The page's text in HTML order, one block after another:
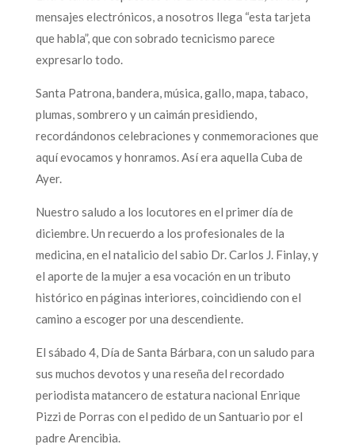
mensajes electrónicos, a nosotros llega “esta tarjeta
que habla”, que con sobrado tecnicismo parece
expresarlo todo.
Santa Patrona, bandera, música, gallo, mapa, tabaco,
plumas, sombrero y un caimán presidiendo,
recordándonos celebraciones y conmemoraciones que
aquí evocamos y honramos. Así era aquella Cuba de
Ayer.
Nuestro saludo a los locutores en el primer día de
diciembre. Un recuerdo a los profesionales de la
medicina, en el natalicio del sabio Dr. Carlos J. Finlay, y
el aporte de la mujer a esa vocación en un tributo
histórico en páginas interiores, coincidiendo con el
camino a escoger por una descendiente.
El sábado 4, Día de Santa Bárbara, con un saludo para
sus muchos devotos y una reseña del recordado
periodista matancero de estatura nacional Enrique
Pizzi de Porras con el pedido de un Santuario por el
padre Arencibia.